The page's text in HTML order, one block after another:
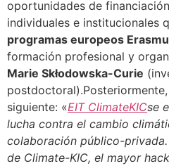
oportunidades de
individuales e institucionales
programas europeos
formación profesional y
Marie Skłodowska-Curie
siguiente: «EIT ClimateKICse
lucha contra el cambio
colaboración público-
de Climate-KIC, el mayor